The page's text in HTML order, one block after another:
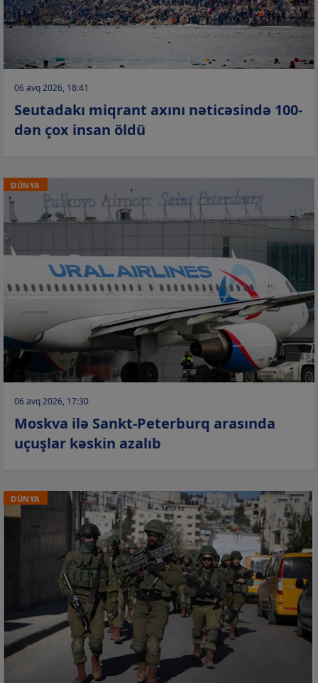
06 avq 2026, 18:41
Seutadakı miqrant axını nəticəsində 100-
dən çox insan öldü
DÜNYA
06 avq 2026, 17:30
Moskva ilə Sankt-Peterburq arasında
uçuşlar kəskin azalıb
DÜNYA